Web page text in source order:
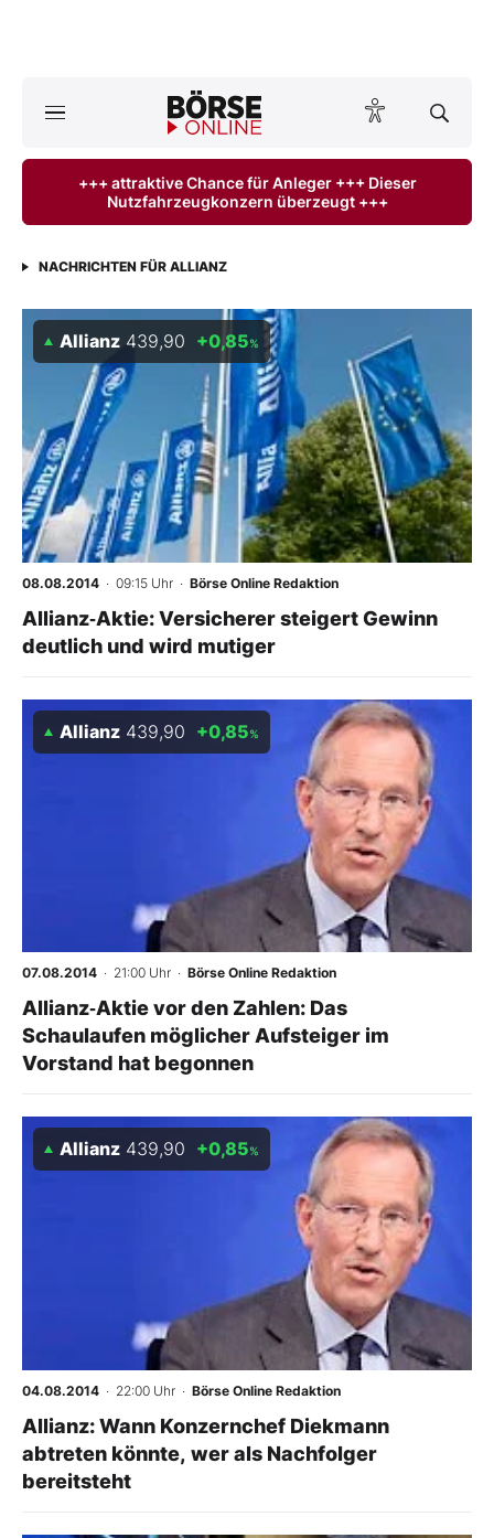
ktuelle Ausgabe BÖRSE ONLINE lesen
Anlageprodukte
Finanz-Check
Abo & Shop
BO-Musterdepots
Experten
Mein B:O
Mein Konto
Kontakt
+++ attraktive Chance für Anleger +++ Dieser
Nutzfahrzeugkonzern überzeugt +++
NACHRICHTEN FÜR ALLIANZ
Allianz 439,90 +0,85%
08.08.2014 · 09:15 Uhr · Börse Online Redaktion
Allianz‑Aktie: Versicherer steigert Gewinn
deutlich und wird mutiger
Allianz 439,90 +0,85%
07.08.2014 · 21:00 Uhr · Börse Online Redaktion
Allianz‑Aktie vor den Zahlen: Das
Schaulaufen möglicher Aufsteiger im
Vorstand hat begonnen
Allianz 439,90 +0,85%
04.08.2014 · 22:00 Uhr · Börse Online Redaktion
Allianz: Wann Konzernchef Diekmann
abtreten könnte, wer als Nachfolger
bereitsteht